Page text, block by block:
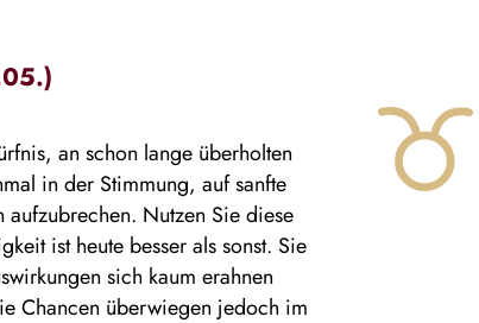
an schon lange überholten
in der Stimmung, auf sanfte
Nutzen Sie diese
ist heute besser als sonst. Sie
sich kaum erahnen
Chancen überwiegen jedoch im